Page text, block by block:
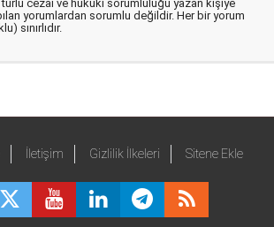
türlü cezai ve hukuki sorumluluğu yazan kişiye
yorumlardan sorumlu değildir. Her bir yorum
sınırlıdır.
İletişim Gizlilik İlkeleri Sitene Ekle